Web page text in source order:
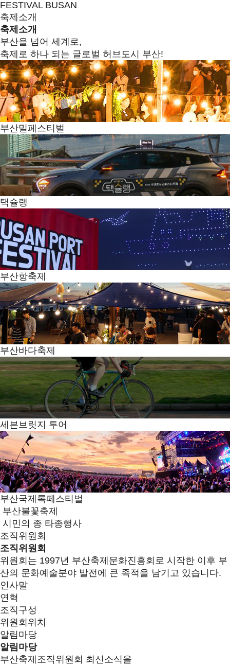
FESTIVAL BUSAN
축제소개
축제소개
부산을 넘어 세계로,
축제로 하나 되는 글로벌 허브도시 부산!
부산밀페스티벌
택슐랭
부산항축제
부산바다축제
세븐브릿지 투어
부산국제록페스티벌
부산불꽃축제
시민의 종 타종행사
조직위원회
조직위원회
위원회는 1997년 부산축제문화진흥회로 시작한 이후 부
산의 문화예술분야 발전에 큰 족적을 남기고 있습니다.
인사말
연혁
조직구성
위원회위치
알림마당
알림마당
부산축제조직위원회 최신소식을